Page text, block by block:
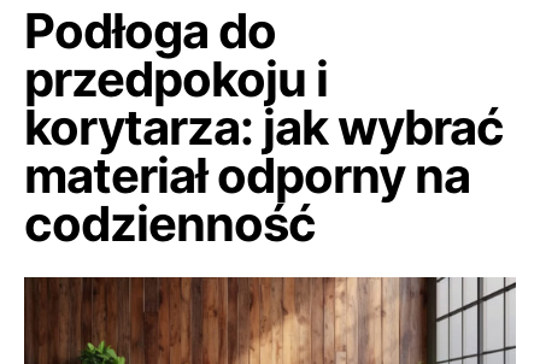
Podłoga do
przedpokoju i
korytarza: jak wybrać
materiał odporny na
codzienność